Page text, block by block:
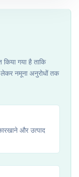
गया है ताकि
नमूना अनुरोधों तक
और उत्पाद